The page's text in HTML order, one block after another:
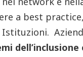
a best
dell’inclusione